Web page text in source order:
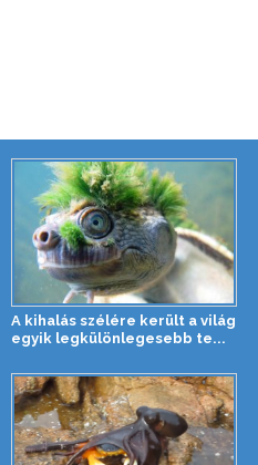
A kihalás szélére került a világ
egyik legkülönlegesebb te...